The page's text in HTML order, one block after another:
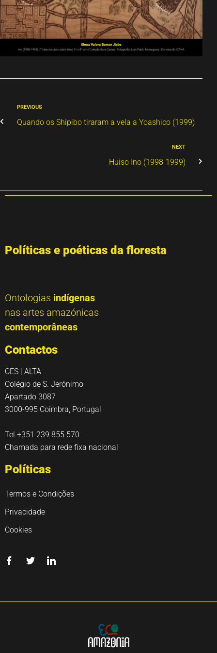
PREVIOUS
Quando os Shipibo tiraram a vela a Yoashico (1999)
NEXT
Huiso Ino (1998-1999)
Políticas e poéticas da floresta
Ontologias indígenas
nas artes amazónicas
contemporâneas
Contactos
CES | ALTA
Colégio de S. Jerónimo
Apartado 3087
3000-995 Coimbra, Portugal
Tel +351 239 855 570
Chamada para rede fixa nacional
Políticas
Termos e Condições
Privacidade
Cookies